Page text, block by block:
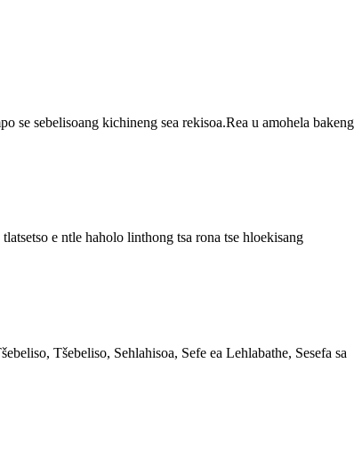
se sebelisoang kichineng sea rekisoa.Rea u amohela bakeng
e ntle haholo linthong tsa rona tse hloekisang
Tšebeliso, Sehlahisoa, Sefe ea Lehlabathe, Sesefa sa